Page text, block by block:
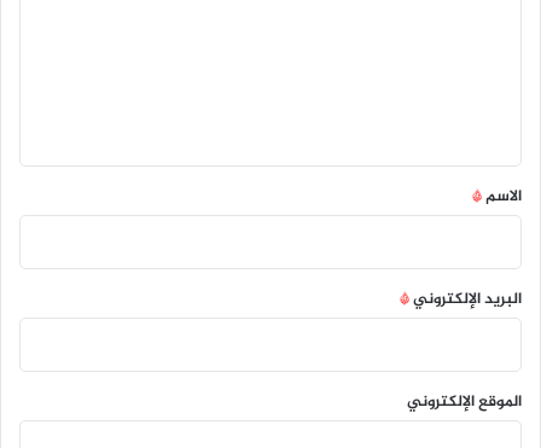
*
الاسم*
البريد الإلكتروني*
الموقع الإلكتروني